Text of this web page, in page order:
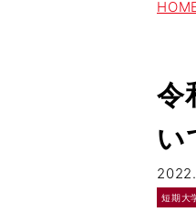
令
い
短期大